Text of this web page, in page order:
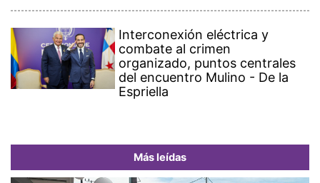
Interconexión eléctrica y
combate al crimen
organizado, puntos centrales
del encuentro Mulino - De la
Espriella
Más leídas